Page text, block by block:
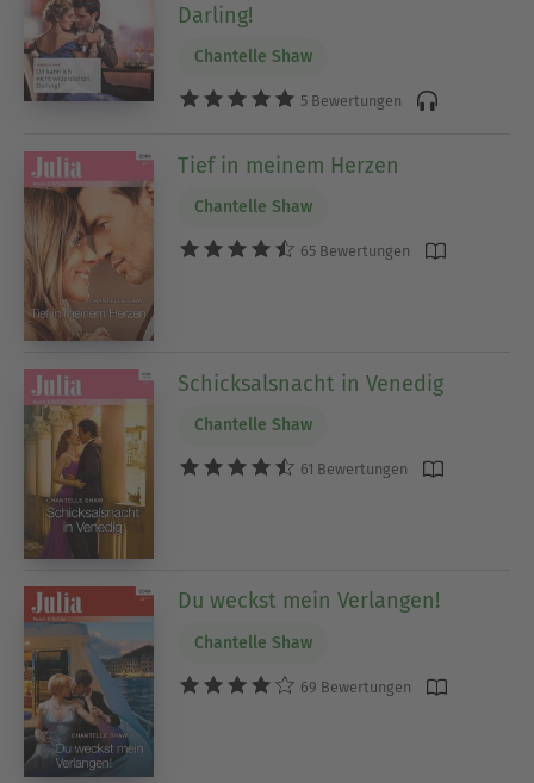
Darling!
Chantelle Shaw
5 Bewertungen
Tief in meinem Herzen
Chantelle Shaw
65 Bewertungen
Schicksalsnacht in Venedig
Chantelle Shaw
61 Bewertungen
Du weckst mein Verlangen!
Chantelle Shaw
69 Bewertungen